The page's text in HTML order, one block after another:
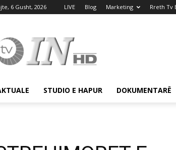
6 Gusht, 2026 LIVE Blog Marketing Rreth Tv
STUDIO E HAPUR DOKUMENTARË